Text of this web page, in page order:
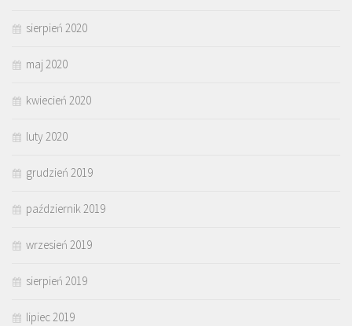
sierpień 2020
maj 2020
kwiecień 2020
luty 2020
grudzień 2019
październik 2019
wrzesień 2019
sierpień 2019
lipiec 2019